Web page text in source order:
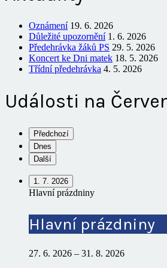
Oznámení 19. 6. 2026
Důležité upozornění 1. 6. 2026
Předehrávka žáků PS 29. 5. 2026
Koncert ke Dni matek 18. 5. 2026
Třídní předehrávka 4. 5. 2026
Události na
Předchozí
Dnes
Další
1. 7. 2026
Hlavní prázdniny
Hlavní prázdniny
27. 6. 2026 – 31. 8. 2026